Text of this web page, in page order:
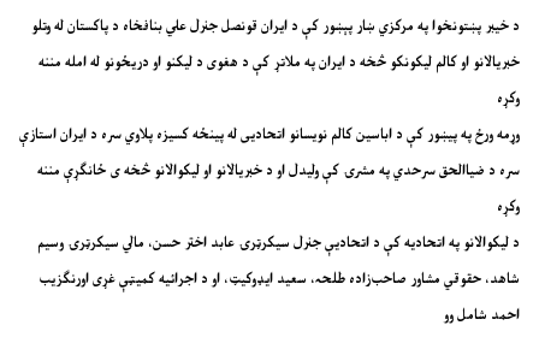
د خیبر پښتونخوا په مرکزي ښار پېښور کې د ایران قونصل جنرل علي بنافخاه د پاکستان له وتلو
خبریالانو او کالم لیکونکو څخه د ایران په ملاتړ کې د هغوی د لیکنو او دریځونو له امله مننه
وکړه
وړمه ورځ په پیښور کې د اباسین کالم نویسانو اتحادیی له پینځه کسیزه پلاوي سره د ایران استازې
سره د ضیاالحق سرحدي په مشرۍ کې ولیدل او د خبریالانو او لیکوالانو څخه ی ځانګړې مننه
وکړه
د لیکوالانو په اتحادیه کې د اتحادیې جنرل سیکرټرۍ عابد اختر حسن، مالي سیکرټرۍ وسیم
شاهد، حقوقي مشاور صاحب‌زاده طلحہ، سعید ایډوکیټ، او د اجرائیه کمیټې غړی اورنګزیب
احمد شامل وو